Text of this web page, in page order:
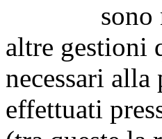
sono note
altre gestioni
necessari
effettuati